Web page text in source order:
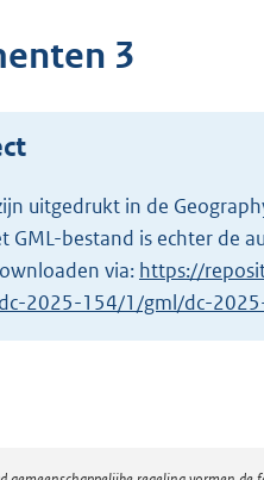
3
uitgedrukt in de
bestand is echter de
via: https://
2025-154/1/gml/dc-